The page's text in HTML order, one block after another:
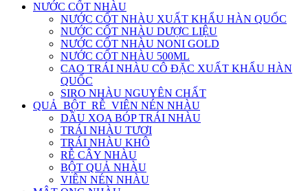
NƯỚC CỐT NHÀU
NƯỚC CỐT NHÀU XUẤT KHẨU HÀN QUỐC
NƯỚC CỐT NHÀU DƯỢC LIỆU
NƯỚC CỐT NHÀU NONI GOLD
NƯỚC CỐT NHÀU 500ML
CAO TRÁI NHÀU CÔ ĐẶC XUẤT KHẨU HÀN
QUỐC
SIRO NHÀU NGUYÊN CHẤT
QUẢ_BỘT_RỄ_VIÊN NÉN NHÀU
DẦU XOA BÓP TRÁI NHÀU
TRÁI NHÀU TƯƠI
TRÁI NHÀU KHÔ
RỄ CÂY NHÀU
BỘT QUẢ NHÀU
VIÊN NÉN NHÀU